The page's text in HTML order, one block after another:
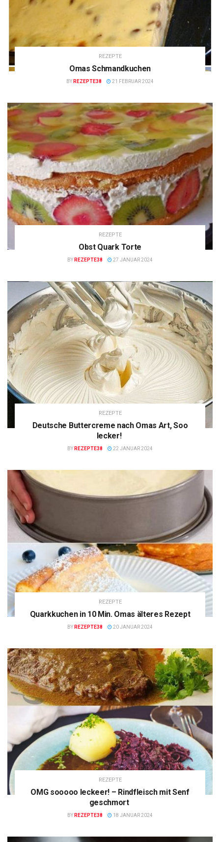
REZEPTE
Omas Schmandkuchen
BY REZEPTE38 21 FEBRUAR 2024
REZEPTE
Obst Quark Torte
BY REZEPTE38 27 JANUAR 2024
REZEPTE
Deutsche Buttercreme nach Omas Art, Soo
lecker!
BY REZEPTE38 22 JANUAR 2024
REZEPTE
Quarkkuchen in 10 Min. Omas älteres Rezept
BY REZEPTE38 20 JANUAR 2024
REZEPTE
OMG sooooo leckeer! – Rindfleisch mit Senf
geschmort
BY REZEPTE38 18 JANUAR 2024